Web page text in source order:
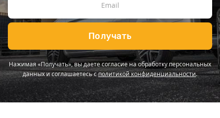
Получать
Нажимая «Получать», вы даете согласие на обработку персональных
данных и соглашаетесь сполитикой конфиденциальности.